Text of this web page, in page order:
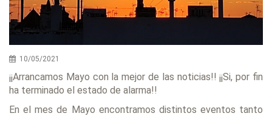
10/05/2021
¡¡Arrancamos Mayo con la mejor de las noticias!! ¡¡Si, por fin
ha terminado el estado de alarma!!
En el mes de Mayo encontramos distintos eventos tanto